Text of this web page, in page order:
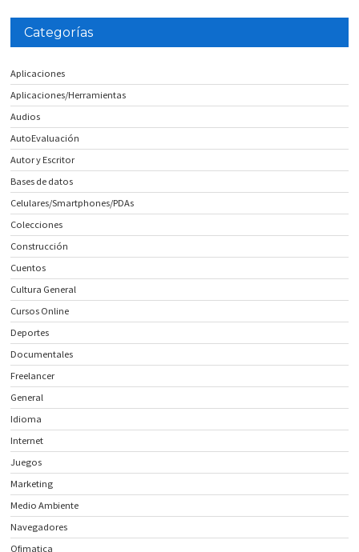
Categorías
Aplicaciones
Aplicaciones/Herramientas
Audios
AutoEvaluación
Autor y Escritor
Bases de datos
Celulares/Smartphones/PDAs
Colecciones
Construcción
Cuentos
Cultura General
Cursos Online
Deportes
Documentales
Freelancer
General
Idioma
Internet
Juegos
Marketing
Medio Ambiente
Navegadores
Ofimatica